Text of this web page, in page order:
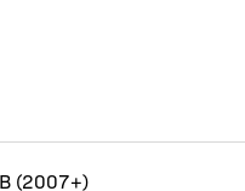
(2007+)